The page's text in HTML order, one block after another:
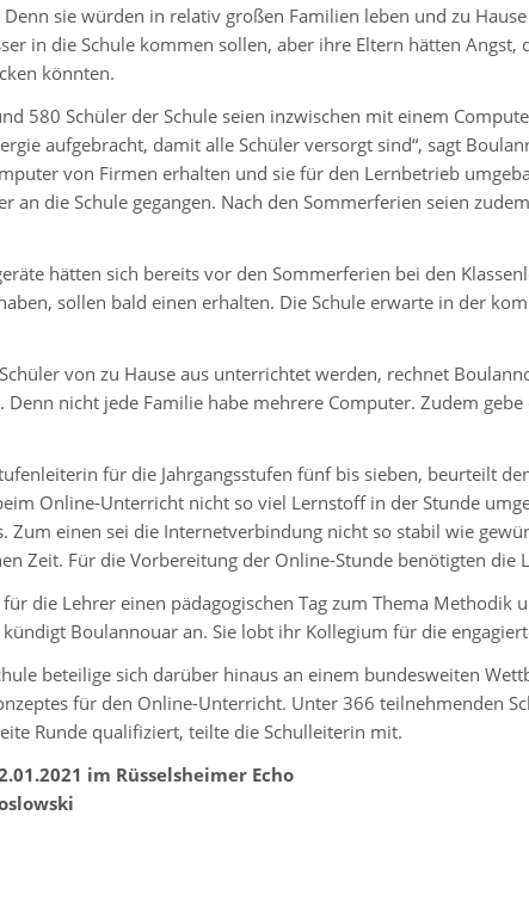
sie würden in relativ großen Familien leben und zu
in die Schule kommen sollen, aber ihre Eltern hätten Angst,
könnten.
580 Schüler der Schule seien inzwischen mit einem
aufgebracht, damit alle Schüler versorgt sind“, sagt
von Firmen erhalten und sie für den Lernbetrieb
an die Schule gegangen. Nach den Sommerferien seien
hätten sich bereits vor den Sommerferien bei den
sollen bald einen erhalten. Die Schule erwarte in der
von zu Hause aus unterrichtet werden, rechnet
Denn nicht jede Familie habe mehrere Computer. Zudem
für die Jahrgangsstufen fünf bis sieben, beurteilt
Online-Unterricht nicht so viel Lernstoff in der Stunde
Zum einen sei die Internetverbindung nicht so stabil wie
Zeit. Für die Vorbereitung der Online-Stunde benötigten die
die Lehrer einen pädagogischen Tag zum Thema Methodik
Boulannouar an. Sie lobt ihr Kollegium für die
beteilige sich darüber hinaus an einem bundesweiten
für den Online-Unterricht. Unter 366 teilnehmenden
Runde qualifiziert, teilte die Schulleiterin mit.
im Rüsselsheimer Echo